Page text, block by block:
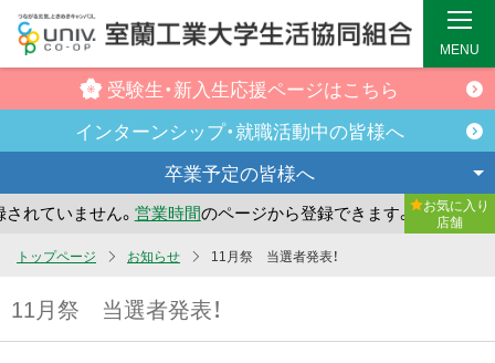
ン
コ
受験生・新入生応援ページはこちら
インターンシップ・就職活動中の皆様へ
卒業予定の皆様へ
ていません。営業時間のページから登録できます。 まだ
お気に入り
店舗
MENU
トップページ お知らせ 11月祭 当選者発表！
11月祭 当選者発表！